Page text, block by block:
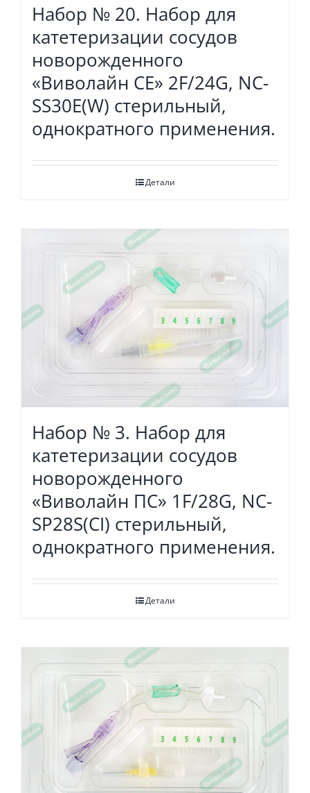
Набор № 20. Набор для
катетеризации сосудов
новорожденного
«Виволайн СЕ» 2F/24G, NC-
SS30E(W) стерильный,
однократного применения.
Детали
Набор № 3. Набор для
катетеризации сосудов
новорожденного
«Виволайн ПС» 1F/28G, NC-
SP28S(СI) стерильный,
однократного применения.
Детали